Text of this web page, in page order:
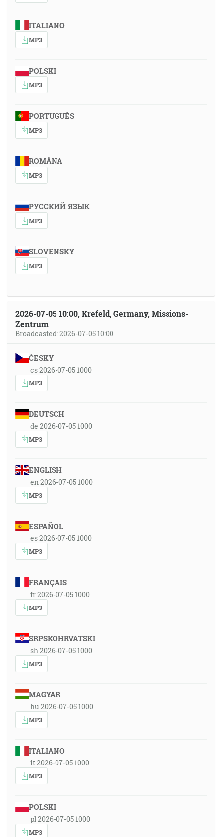
ITALIANO
MP3
POLSKI
MP3
PORTUGUÊS
MP3
ROMÂNA
MP3
РУССКИЙ ЯЗЫК
MP3
SLOVENSKY
MP3
2026-07-05 10:00, Krefeld, Germany, Missions-
Zentrum
Broadcasted: 2026-07-05 10:00
ČESKY
cs 2026-07-05 1000
MP3
DEUTSCH
de 2026-07-05 1000
MP3
ENGLISH
en 2026-07-05 1000
MP3
ESPAÑOL
es 2026-07-05 1000
MP3
FRANÇAIS
fr 2026-07-05 1000
MP3
SRPSKOHRVATSKI
sh 2026-07-05 1000
MP3
MAGYAR
hu 2026-07-05 1000
MP3
ITALIANO
it 2026-07-05 1000
MP3
POLSKI
pl 2026-07-05 1000
MP3